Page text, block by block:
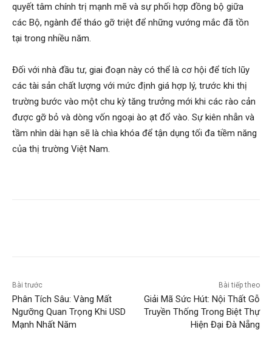
quyết tâm chính trị mạnh mẽ và sự phối hợp đồng bộ giữa
các Bộ, ngành để tháo gỡ triệt để những vướng mắc đã tồn
tại trong nhiều năm.
Đối với nhà đầu tư, giai đoạn này có thể là cơ hội để tích lũy
các tài sản chất lượng với mức định giá hợp lý, trước khi thị
trường bước vào một chu kỳ tăng trưởng mới khi các rào cản
được gỡ bỏ và dòng vốn ngoại ào ạt đổ vào. Sự kiên nhẫn và
tầm nhìn dài hạn sẽ là chìa khóa để tận dụng tối đa tiềm năng
của thị trường Việt Nam.
Bài trước
Phân Tích Sâu: Vàng Mất
Ngưỡng Quan Trọng Khi USD
Mạnh Nhất Năm
Bài tiếp theo
Giải Mã Sức Hút: Nội Thất Gỗ
Truyền Thống Trong Biệt Thự
Hiện Đại Đà Nẵng